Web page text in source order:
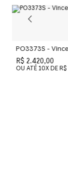
PO3373S -
R$ 2.420,00
OU ATÉ 10X DE